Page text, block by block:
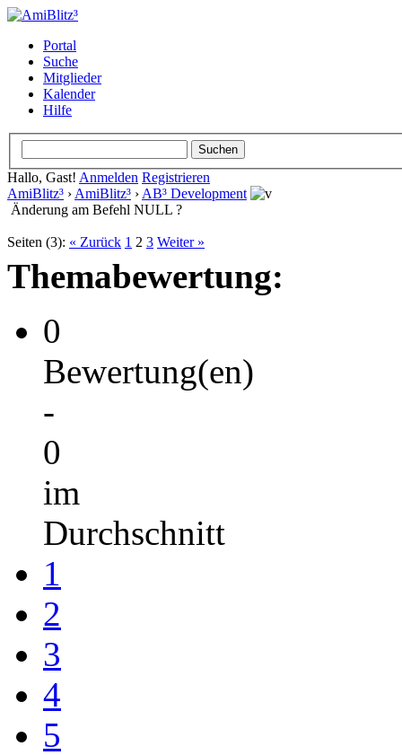
Portal
Suche
Mitglieder
Kalender
Hilfe
Hallo, Gast! Anmelden Registrieren
AmiBlitz³ › AmiBlitz³ › AB³ Development
Änderung am Befehl NULL ?
Seiten (3): « Zurück 1 2 3 Weiter »
Themabewertung:
0
Bewertung(en)
-
0
im
Durchschnitt
1
2
3
4
5